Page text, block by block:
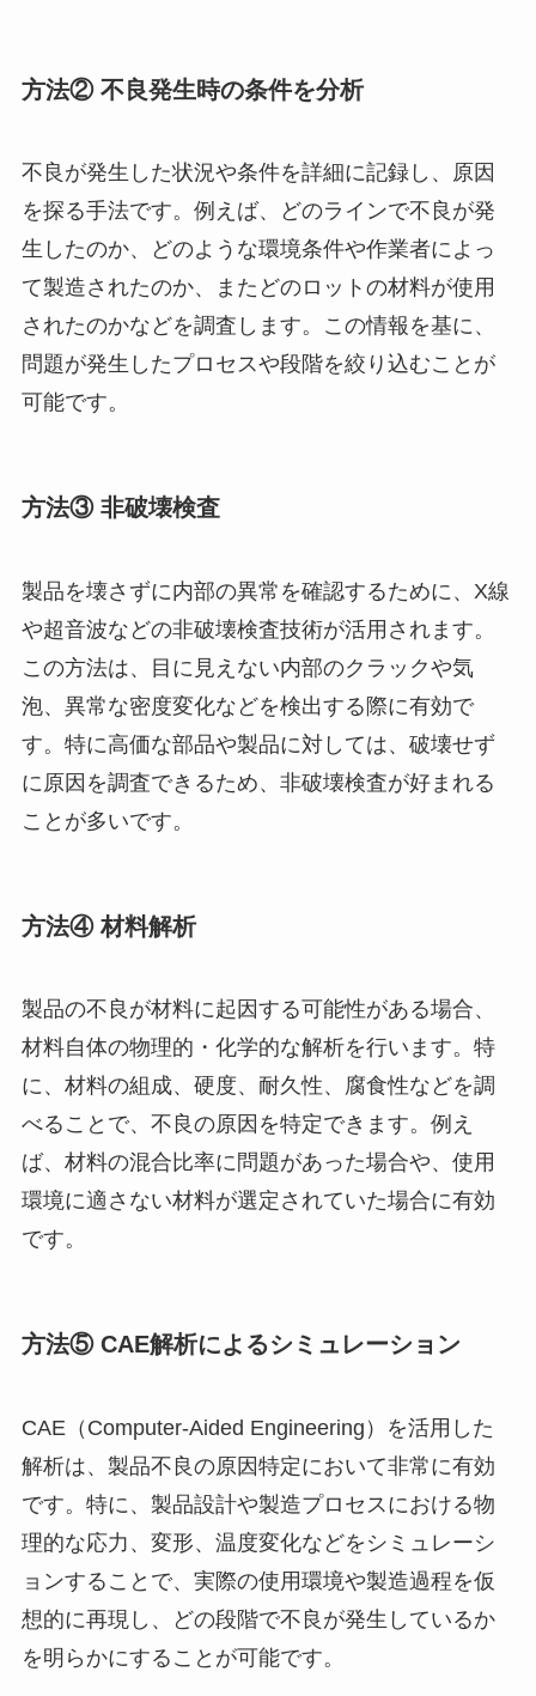
方法② 不良発生時の条件を分析
不良が発生した状況や条件を詳細に記録し、原因
を探る手法です。例えば、どのラインで不良が発
生したのか、どのような環境条件や作業者によっ
て製造されたのか、またどのロットの材料が使用
されたのかなどを調査します。この情報を基に、
問題が発生したプロセスや段階を絞り込むことが
可能です。
方法③ 非破壊検査
製品を壊さずに内部の異常を確認するために、X線
や超音波などの非破壊検査技術が活用されます。
この方法は、目に見えない内部のクラックや気
泡、異常な密度変化などを検出する際に有効で
す。特に高価な部品や製品に対しては、破壊せず
に原因を調査できるため、非破壊検査が好まれる
ことが多いです。
方法④ 材料解析
製品の不良が材料に起因する可能性がある場合、
材料自体の物理的・化学的な解析を行います。特
に、材料の組成、硬度、耐久性、腐食性などを調
べることで、不良の原因を特定できます。例え
ば、材料の混合比率に問題があった場合や、使用
環境に適さない材料が選定されていた場合に有効
です。
方法⑤ CAE解析によるシミュレーション
CAE（Computer-Aided Engineering）を活用した
解析は、製品不良の原因特定において非常に有効
です。特に、製品設計や製造プロセスにおける物
理的な応力、変形、温度変化などをシミュレーシ
ョンすることで、実際の使用環境や製造過程を仮
想的に再現し、どの段階で不良が発生しているか
を明らかにすることが可能です。